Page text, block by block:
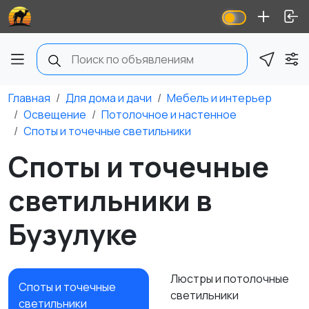
Главная Для дома и дачи
Мебель и интерьер
Освещение
Потолочное и настенное
Споты и точечные светильники
Споты и точечные
светильники в
Бузулуке
Споты и точечные
светильники
Люстры и потолочные
светильники